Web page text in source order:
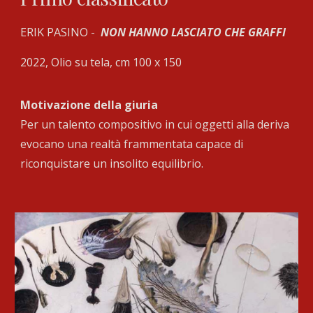
ERIK PASINO - NON HANNO LASCIATO CHE GRAFFI
2022, Olio su tela, cm 100 x 150
Motivazione della giuria
Per un talento compositivo in cui oggetti alla deriva
evocano una realtà frammentata capace di
riconquistare un insolito equilibrio.